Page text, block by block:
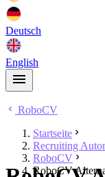
Deutsch
English
RoboCV
Startseite
Recruiting
RoboCV
RoboCV